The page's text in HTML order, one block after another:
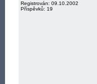
Registrován: 09.10.2002
Příspěvků: 19